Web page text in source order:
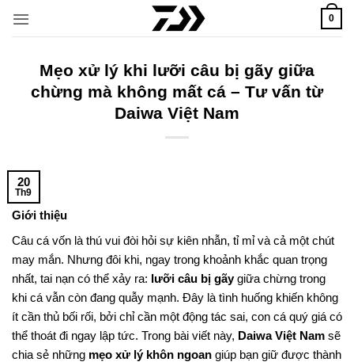
qua
0
Mẹo xử lý khi lưỡi câu bị gãy giữa
chừng mà không mất cá – Tư vấn từ
Daiwa Việt Nam
20
Th9
Giới thiệu
Câu cá vốn là thú vui đòi hỏi sự kiên nhẫn, tỉ mỉ và cả một chút
may mắn. Nhưng đôi khi, ngay trong khoảnh khắc quan trọng
nhất, tai nạn có thể xảy ra: lưỡi câu bị gãygiữa chừng trong
khi cá vẫn còn đang quẫy mạnh. Đây là tình huống khiến không
ít cần thủ bối rối, bởi chỉ cần một động tác sai, con cá quý giá có
thể thoát đi ngay lập tức. Trong bài viết này, Daiwa Việt Nam sẽ
chia sẻ những mẹo xử lý khôn ngoan giúp bạn giữ được thành